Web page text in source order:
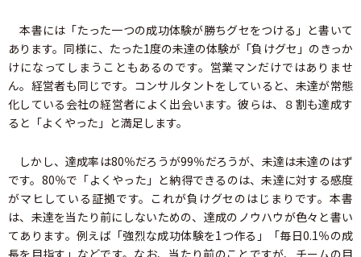
本書には「たった一つの成功体験が勝ちグセをつける」と書いて
あります。同様に、たった1度の未達の体験が「負けグセ」のきっか
けになってしまうこともあるのです。営業マンだけではありませ
ん。経営者も同じです。コンサルタントをしていると、未達が常態
化している会社の経営者によく出会います。彼らは、８割も達成す
ると「よくやった」と満足します。
しかし、達成率は80％だろうが99％だろうが、未達は未達のはず
です。80％で「よくやった」と納得できるのは、未達に対する感度
がマヒしている証拠です。これが負けグセのはじまりです。本書
は、未達を当たり前にしないための、達成のノウハウが色々と書い
てあります。例えば「強烈な成功体験を1つ作る」「毎日0.1％の成
長を目指す」などです。なお、当たり前のことですが、チームの目